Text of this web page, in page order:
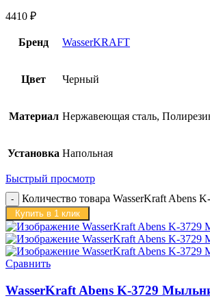
4410 ₽
Бренд WasserKRAFT
Цвет Черный
Материал Нержавеющая сталь,
Установка Напольная
Быстрый просмотр
Количество товара WasserKraft Abens
Купить в 1 клик
Сравнить
WasserKraft Abens K-3729